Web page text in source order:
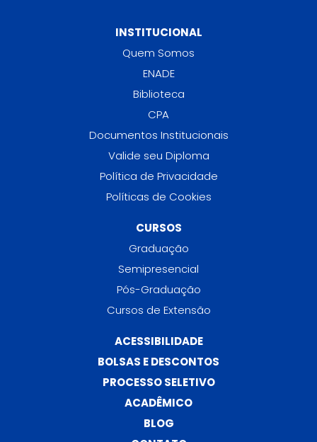
INSTITUCIONAL
Quem Somos
ENADE
Biblioteca
CPA
Documentos Institucionais
Valide seu Diploma
Política de Privacidade
Políticas de Cookies
CURSOS
Graduação
Semipresencial
Pós-Graduação
Cursos de Extensão
ACESSIBILIDADE
BOLSAS E DESCONTOS
PROCESSO SELETIVO
ACADÊMICO
BLOG